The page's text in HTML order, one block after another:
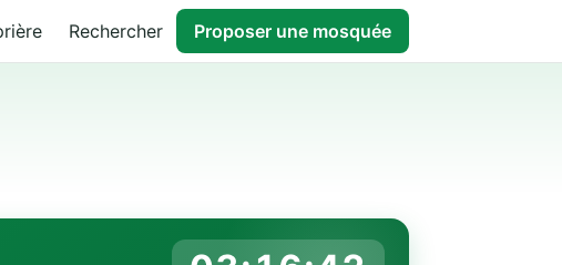
Rechercher Proposer une mosquée